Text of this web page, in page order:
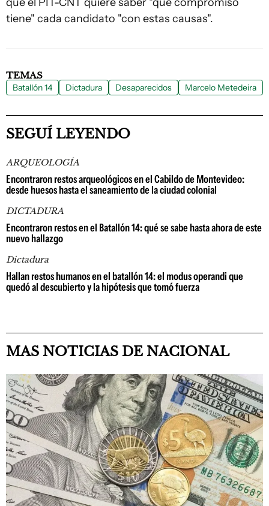
tiene" cada candidato "con estas causas".
TEMAS
Batallón 14 Dictadura Desaparecidos Marcelo Metedeira
SEGUÍ LEYENDO
ARQUEOLOGÍA
Encontraron restos arqueológicos en el Cabildo de Montevideo:
desde huesos hasta el saneamiento de la ciudad colonial
DICTADURA
Encontraron restos en el Batallón 14: qué se sabe hasta ahora de este
nuevo hallazgo
Dictadura
Hallan restos humanos en el batallón 14: el modus operandi que
quedó al descubierto y la hipótesis que tomó fuerza
MAS NOTICIAS DE NACIONAL